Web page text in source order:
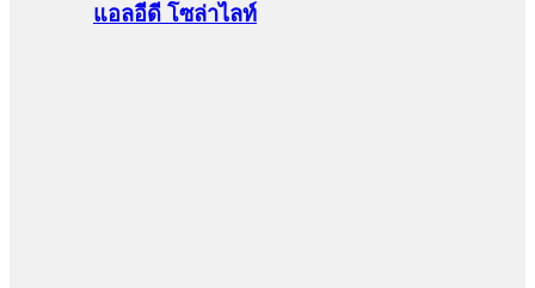
แอลอีดี โซล่าไลท์